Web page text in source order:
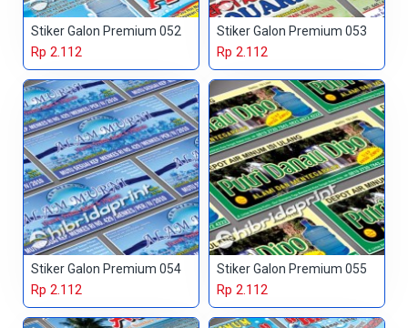
Stiker Galon Premium 052
Rp 2.112
Stiker Galon Premium 053
Rp 2.112
Stiker Galon Premium 054
Rp 2.112
Stiker Galon Premium 055
Rp 2.112